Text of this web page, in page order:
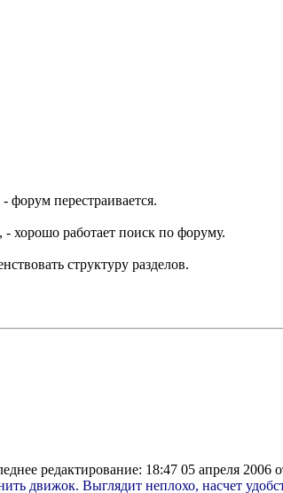
форум перестраивается.
хорошо работает поиск по форуму.
структуру разделов.
редактирование: 18:47 05 апреля 2006
движок. Выглядит неплохо, насчет